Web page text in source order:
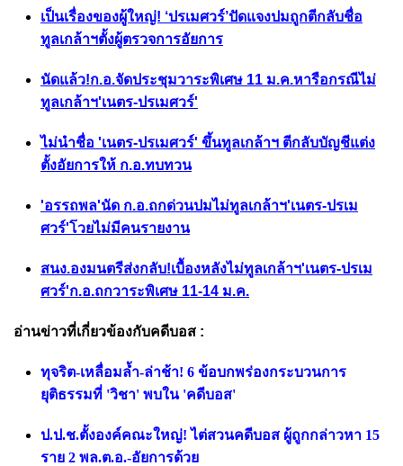
เป็นเรื่องของผู้ใหญ่! ‘ปรเมศวร์’ปัดแจงปมถูกตีกลับชื่อ
ทูลเกล้าฯตั้งผู้ตรวจการอัยการ
นัดแล้ว!ก.อ.จัดประชุมวาระพิเศษ 11 ม.ค.หารือกรณีไม่
ทูลเกล้าฯ'เนตร-ปรเมศวร์'
ไม่นำชื่อ 'เนตร-ปรเมศวร์' ขึ้นทูลเกล้าฯ ตีกลับบัญชีแต่ง
ตั้งอัยการให้ ก.อ.ทบทวน
'อรรถพล'นัด ก.อ.ถกด่วนปมไม่ทูลเกล้าฯ'เนตร-ปรเม
ศวร์'โวยไม่มีคนรายงาน
สนง.องมนตรีส่งกลับ!เบื้องหลังไม่ทูลเกล้าฯ'เนตร-ปรเม
ศวร์'ก.อ.ถกวาระพิเศษ 11-14 ม.ค.
อ่านข่าวที่เกี่ยวข้องกับคดีบอส :
ทุจริต-เหลื่อมล้ำ-ล่าช้า! 6 ข้อบกพร่องกระบวนการ
ยุติธรรมที่ 'วิชา' พบใน 'คดีบอส'
ป.ป.ช.ตั้งองค์คณะใหญ่! ไต่สวนคดีบอส ผู้ถูกกล่าวหา 15
ราย 2 พล.ต.อ.-อัยการด้วย